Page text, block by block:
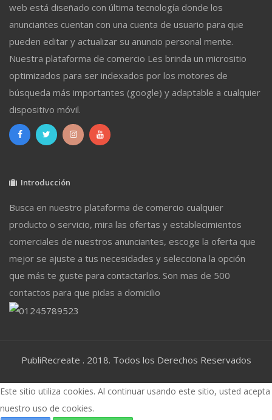
web está diseñado con última tecnología donde los
anunciantes cuentan con una cuenta de usuario para que
pueden editar y actualizar su anuncio personal mente.
Nuestra plataforma de comercio Les brinda un micrositio
optimizados para ser indexados por los motores de
búsqueda más importantes (google) y adaptable a cualquier
dispositivo móvil.
Introducción
Busca en nuestro plataforma de comercio cualquier
producto o servicio, mira las ofertas y establecimientos
comerciales de nuestros anunciantes, escoge la oferta que
mejor se ajuste a tus necesidades y selecciona la opción
que más te guste para contactarlos. Son mas de 500
contactos para que pidas a domicilio
PubliRecreate . 2018. Todos los Derechos Reservados
Este sitio utiliza cookies. Al continuar usando este sitio, usted acepta
nuestro uso de cookies.